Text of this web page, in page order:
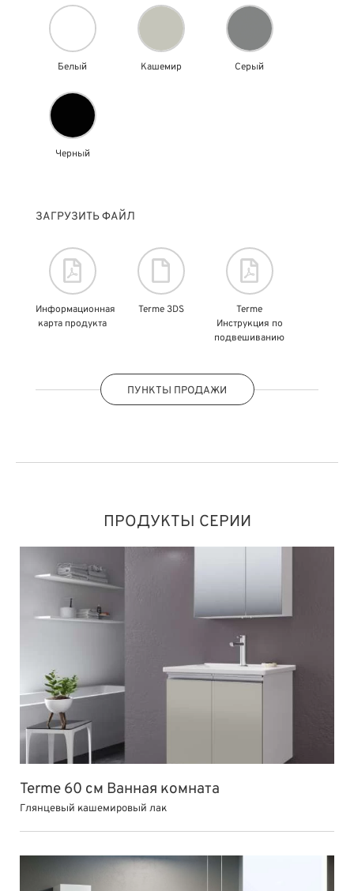
Белый Кашемир Серый
Черный
ЗАГРУЗИТЬ ФАЙЛ
Информационная
карта продукта
Terme 3DS
Terme
Инструкция по
подвешиванию
ПУНКТЫ ПРОДАЖИ
ПРОДУКТЫ СЕРИИ
Terme 60 см Ванная комната
Глянцевый кашемировый лак